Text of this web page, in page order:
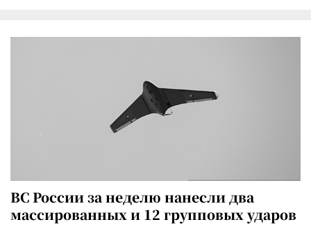
ВС России за неделю нанесли два
массированных и 12 групповых ударов